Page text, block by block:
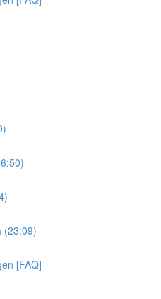
(23:09)
[FAQ]